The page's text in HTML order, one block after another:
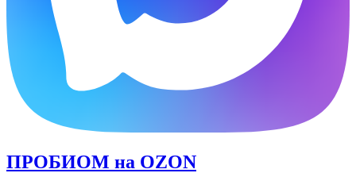
ПРОБИОМ на OZON